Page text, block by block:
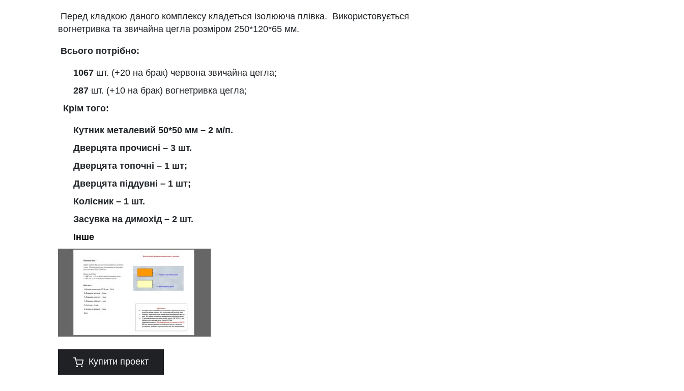
Перед кладкою даного комплексу кладеться ізолююча плівка. Використовується
вогнетривка та звичайна цегла розміром 250*120*65 мм.
Всього потрібно:
1067 шт. (+20 на брак) червона звичайна цегла;
287 шт. (+10 на брак) вогнетривка цегла;
Крім того:
Кутник металевий 50*50 мм – 2 м/п.
Дверцята прочисні – 3 шт.
Дверцята топочні – 1 шт;
Дверцята піддувні – 1 шт;
Колісник – 1 шт.
Засувка на димохід – 2 шт.
Інше
Купити проект